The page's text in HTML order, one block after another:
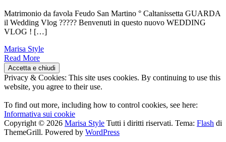
Matrimonio da favola Feudo San Martino ° Caltanissetta GUARDA
il Wedding Vlog ????? Benvenuti in questo nuovo WEDDING
VLOG ! […]
Marisa Style
Read More
Privacy & Cookies: This site uses cookies. By continuing to use this
website, you agree to their use.
To find out more, including how to control cookies, see here:
Informativa sui cookie
Copyright © 2026 Marisa Style Tutti i diritti riservati. Tema: Flash di
ThemeGrill. Powered by WordPress